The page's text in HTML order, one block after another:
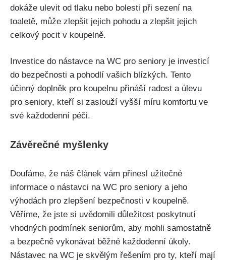
dokáže ulevit od tlaku nebo bolesti při sezení na
toaletě, může zlepšit jejich pohodu a zlepšit jejich
celkový pocit v koupelně.
Investice do nástavce na WC pro seniory je investicí
do bezpečnosti a pohodlí vašich blízkých. Tento
účinný doplněk pro koupelnu přináší radost a úlevu
pro seniory, kteří si zaslouží vyšší míru komfortu ve
své každodenní péči.
Závěrečné myšlenky
Doufáme, že náš článek vám přinesl užitečné
informace o nástavci na WC pro seniory a jeho
výhodách pro zlepšení bezpečnosti v koupelně.
Věříme, že jste si uvědomili důležitost poskytnutí
vhodných podmínek seniorům, aby mohli samostatně
a bezpečně vykonávat běžné každodenní úkoly.
Nástavec na WC je skvělým řešením pro ty, kteří mají